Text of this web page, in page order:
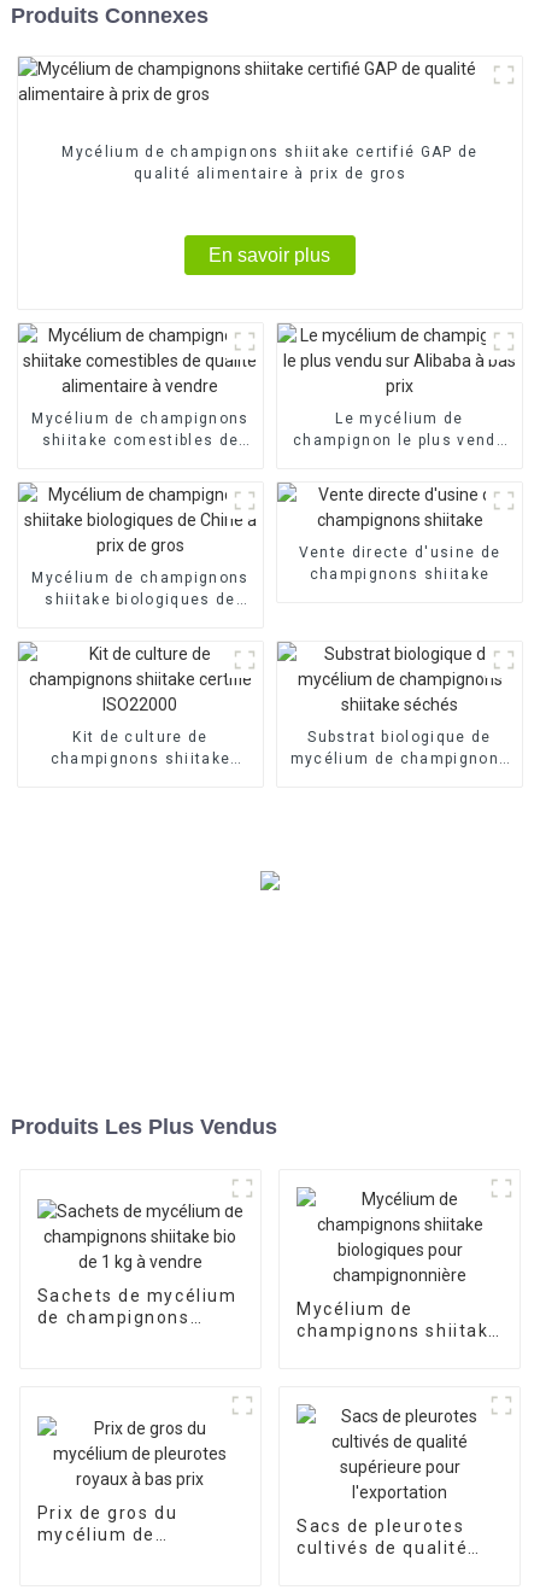
Produits Connexes
Mycélium de champignons shiitake certifié GAP de
qualité alimentaire à prix de gros
En savoir plus
Mycélium de champignons
shiitake comestibles de
vendre
Le mycélium de
champignon le plus vendu
Mycélium de champignons
shiitake biologiques de
Vente directe d'usine de
champignons shiitake
Kit de culture de
champignons shiitake
Substrat biologique de
mycélium de champignons
Produits Les Plus Vendus
Sachets de mycélium
de champignons
Mycélium de
champignons shiitake
Prix ​​de gros du
mycélium de
Sacs de pleurotes
cultivés de qualité